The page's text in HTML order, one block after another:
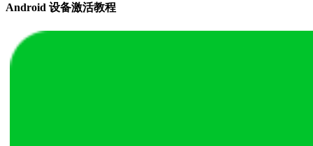
Android 设备激活教程